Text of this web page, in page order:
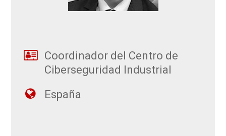
Coordinador del Centro de
Ciberseguridad Industrial
España